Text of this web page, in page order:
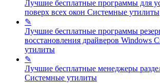
Лучшие бесплатные программы для
поверх всех окон Системные утилиты
✎
Лучшие бесплатные программы
восстановления драйверов Windows
утилиты
✎
Лучшие бесплатные менеджеры
Системные утилиты